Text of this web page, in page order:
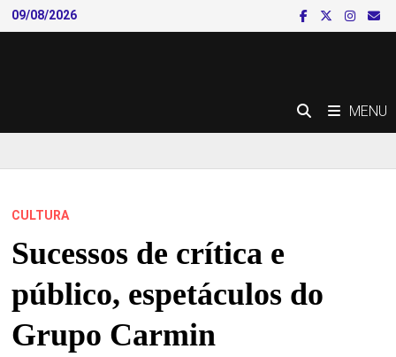
Skip
to
09/08/2026
MENU
CULTURA
Sucessos de crítica e
público, espetáculos do
Grupo Carmin